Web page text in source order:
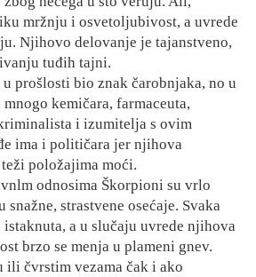
mržnju i osvetoljubivost, a uvrede
Njihovo delovanje je tajanstveno,
tuđih tajni.
prošlosti bio znak čarobnjaka, no u
kemičara, farmaceuta,
i izumitelja s ovim
ima i političara jer njihova
položajima moći.
odnosima Škorpioni su vrlo
strastvene osećaje. Svaka
a u slučaju uvrede njihova
brzo se menja u plameni gnev.
ili čvrstim vezama čak i ako